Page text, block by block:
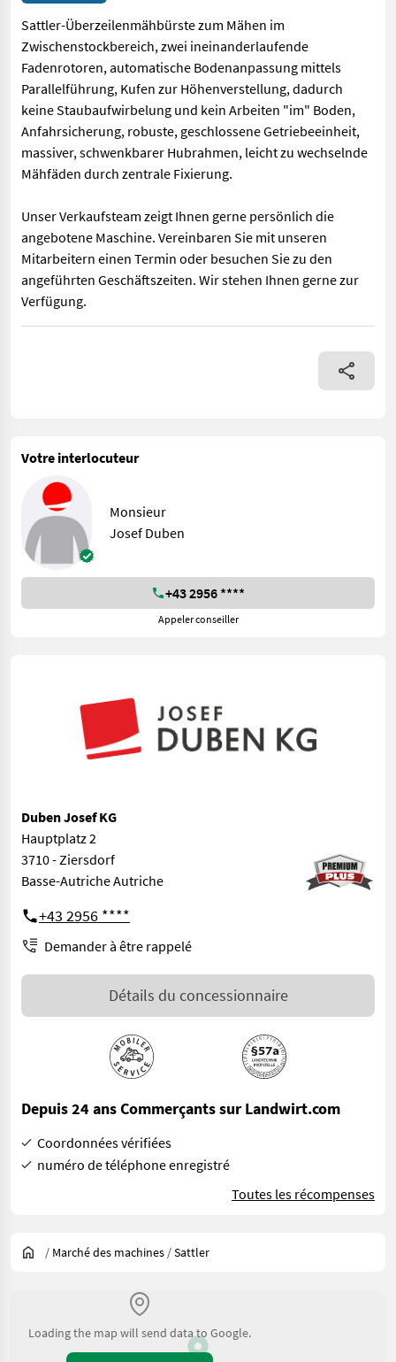
Sattler-Überzeilenmähbürste zum Mähen im
Zwischenstockbereich, zwei ineinanderlaufende
Fadenrotoren, automatische Bodenanpassung mittels
Parallelführung, Kufen zur Höhenverstellung, dadurch
keine Staubaufwirbelung und kein Arbeiten "im" Boden,
Anfahrsicherung, robuste, geschlossene Getriebeeinheit,
massiver, schwenkbarer Hubrahmen, leicht zu wechselnde
Mähfäden durch zentrale Fixierung.
Unser Verkaufsteam zeigt Ihnen gerne persönlich die
angebotene Maschine. Vereinbaren Sie mit unseren
Mitarbeitern einen Termin oder besuchen Sie zu den
angeführten Geschäftszeiten. Wir stehen Ihnen gerne zur
Verfügung.
Sattler-Überzeilenmähbürste zum Mähen im
Votre interlocuteur
Monsieur
Josef Duben
+43 2956 ****
Appeler conseiller
Duben Josef KG
Hauptplatz 2
3710 - Ziersdorf
Basse-Autriche Autriche
+43 2956 ****
Demander à être rappelé
Détails du concessionnaire
Depuis 24 ans Commerçants sur Landwirt.com
Coordonnées vérifiées
numéro de téléphone enregistré
Toutes les récompenses
/ Marché des machines /Sattler
Loading the map will send data to Google.